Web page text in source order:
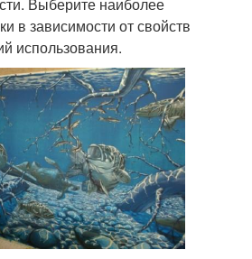
в зависимости от свойств
использования.